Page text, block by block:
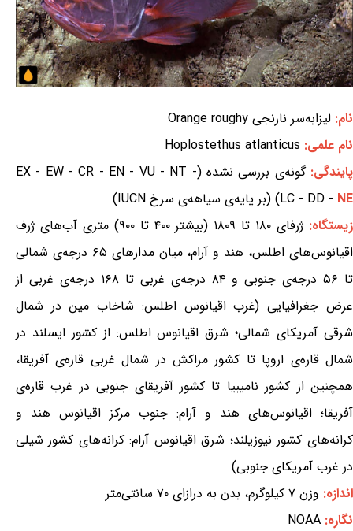
نام: لیزابه‌سر نارنجی Orange roughy
نام علمی: Hoplostethus atlanticus
پایندگی:
گونه‌ی بررسی نشده (EX - EW - CR - EN - VU - NT -
LC - DD - NE
) (بر پایه‌ی سیاهه‌ی سرخ IUCN)
زیستگاه:
ژرفای ۱۸۰ تا ۱۸۰۹ (بیشتر ۴۰۰ تا ۹۰۰) متری آب‌های ژرف
اقیانوس‌های اطلس، هند و آرام، میان مدارهای ۶۵ درجه‌ی شمالی
تا ۵۶ درجه‌ی جنوبی و ۸۴ درجه‌ی غربی تا ۱۶۸ درجه‌ی غربی از
عرض جغرافیایی (غرب اقیانوس اطلس: شاخاب مین در شمال
شرقی آمریکای شمالی؛ شرق اقیانوس اطلس: از کشور ایسلند در
شمال قاره‌ی اروپا تا کشور مراکش در شمال غربی قاره‌ی آفریقا،
همچنین از کشور نامیبیا تا کشور آفریقای جنوبی در غرب قاره‌ی
آفریقا؛ اقیانوس‌های هند و آرام: جنوب مرکز اقیانوس هند و
کرانه‌های کشور نیوزیلند؛ شرق اقیانوس آرام: کرانه‌های کشور شیلی
در غرب آمریکای جنوبی)
اندازه: وزن ۷ کیلوگرم، بدن به درازای ۷۰ سانتی‌متر
نگاره: NOAA